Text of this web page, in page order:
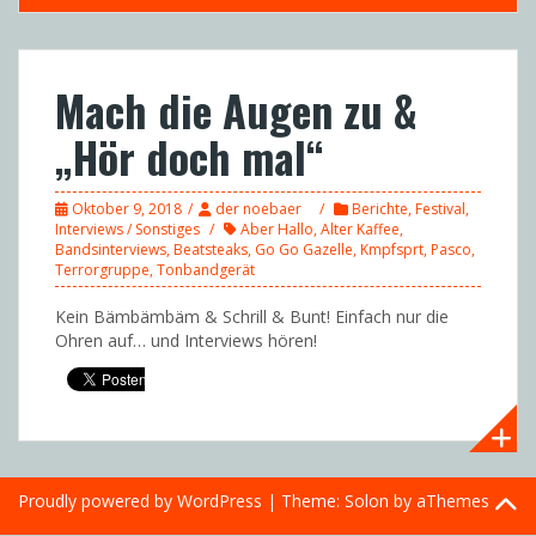
Mach die Augen zu &
„Hör doch mal“
Oktober 9, 2018 der noebaer Berichte,Festival,
Interviews / Sonstiges
Aber Hallo,Alter Kaffee,
Bandsinterviews,Beatsteaks, Go Go Gazelle,Kmpfsprt,Pasco,
Terrorgruppe,Tonbandgerät
Kein Bämbämbäm & Schrill & Bunt! Einfach nur die
Ohren auf… und Interviews hören!
Proudly powered by WordPress | Theme: Solon by aThemes